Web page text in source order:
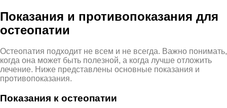
Показания и противопоказания для
остеопатии
Остеопатия подходит не всем и не всегда. Важно понимать,
когда она может быть полезной, а когда лучше отложить
лечение. Ниже представлены основные показания и
противопоказания.
Показания к остеопатии